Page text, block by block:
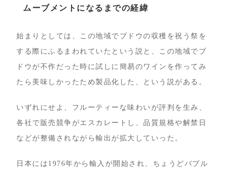
ムーブメントになるまでの経緯
始まりとしては、この地域でブドウの収穫を祝う祭を
する際にふるまわれていたという説と、この地域でブ
ドウが不作だった時に試しに簡易のワインを作ってみ
たら美味しかったため製品化した、という説がある。
いずれにせよ、フルーティーな味わいが評判を生み、
各社で販売競争がエスカレートし、品質規格や解禁日
などが整備されながら輸出が拡大していった。
日本には1976年から輸入が開始され、ちょうどバブル